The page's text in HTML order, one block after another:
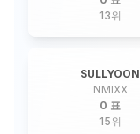
13위
SULLYOON
NMIXX
0 표
15위